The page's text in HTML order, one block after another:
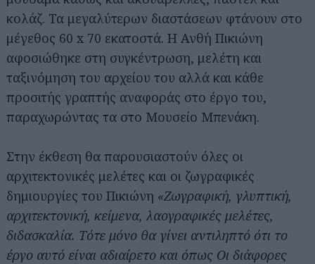
κολάζ. Τα μεγαλύτερων διαστάσεων φτάνουν στο
μέγεθος 60 x 70 εκατοστά. Η Ανθή Πικιώνη
αφοσιώθηκε στη συγκέντρωση, μελέτη και
ταξινόμηση του αρχείου του αλλά και κάθε
προσιτής γραπτής αναφοράς στο έργο του,
παραχωρώντας τα στο Μουσείο Μπενάκη.
Στην έκθεση θα παρουσιαστούν όλες οι
αρχιτεκτονικές μελέτες και οι ζωγραφικές
δημιουργίες του Πικιώνη «Ζωγραφική, γλυπτική,
αρχιτεκτονική, κείμενα, λαογραφικές μελέτες,
διδασκαλία. Τότε μόνο θα γίνει αντιληπτό ότι το
έργο αυτό είναι αδιαίρετο και όπως Οι διάφορες